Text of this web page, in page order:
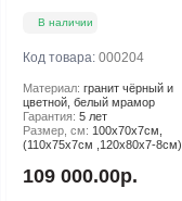
В наличии
Код товара: 000204
Материал: гранит чёрный и
цветной, белый мрамор
Гарантия: 5 лет
Размер, см: 100х70х7см,
(110х75х7см ,120х80х7-8см)
109 000.00р.